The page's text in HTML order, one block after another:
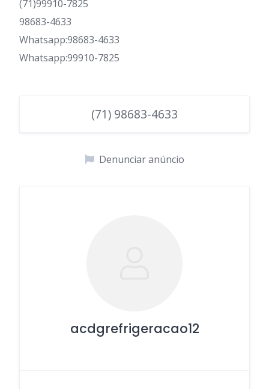
(71)99910-7825
98683-4633
Whatsapp:98683-4633
Whatsapp:99910-7825
(71) 98683-4633
Denunciar anúncio
acdgrefrigeracao12